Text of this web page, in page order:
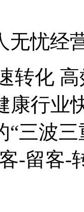
无忧经
转化
康行业
“三波三
-留客-